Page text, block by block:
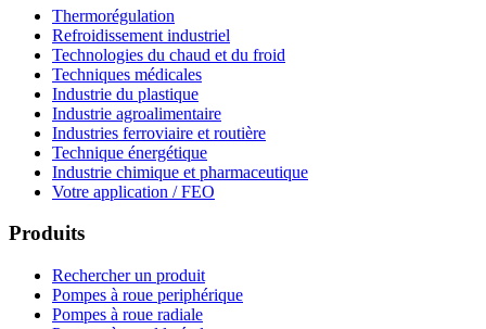
Thermorégulation
Refroidissement industriel
Technologies du chaud et du froid
Techniques médicales
Industrie du plastique
Industrie agroalimentaire
Industries ferroviaire et routière
Technique énergétique
Industrie chimique et pharmaceutique
Votre application / FEO
Produits
Rechercher un produit
Pompes à roue periphérique
Pompes à roue radiale